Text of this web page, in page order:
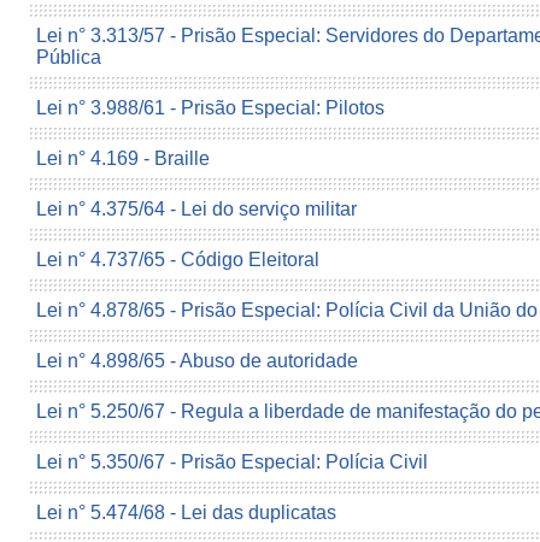
Lei n° 3.313/57 - Prisão Especial: Servidores do
Pública
Lei n° 3.988/61 - Prisão Especial: Pilotos
Lei n° 4.169 - Braille
Lei n° 4.375/64 - Lei do serviço militar
Lei n° 4.737/65 - Código Eleitoral
Lei n° 4.878/65 - Prisão Especial: Polícia Civil da União
Lei n° 4.898/65 - Abuso de autoridade
Lei n° 5.250/67 - Regula a liberdade de manifestação do
Lei n° 5.350/67 - Prisão Especial: Polícia Civil
Lei n° 5.474/68 - Lei das duplicatas